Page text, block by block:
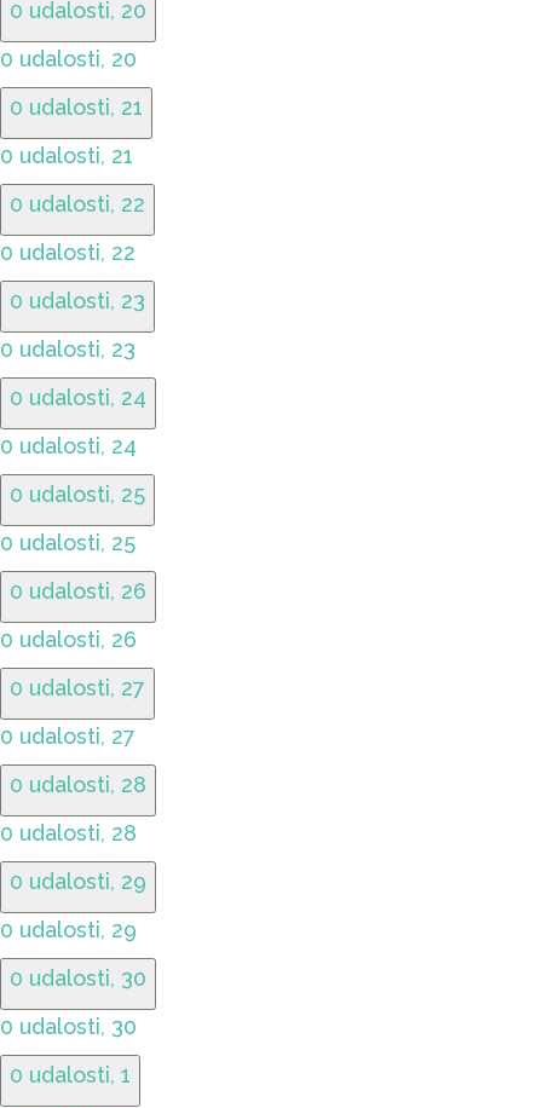
0 udalosti, 20
0 udalosti, 20
0 udalosti, 21
0 udalosti, 21
0 udalosti, 22
0 udalosti, 22
0 udalosti, 23
0 udalosti, 23
0 udalosti, 24
0 udalosti, 24
0 udalosti, 25
0 udalosti, 25
0 udalosti, 26
0 udalosti, 26
0 udalosti, 27
0 udalosti, 27
0 udalosti, 28
0 udalosti, 28
0 udalosti, 29
0 udalosti, 29
0 udalosti, 30
0 udalosti, 30
0 udalosti, 1